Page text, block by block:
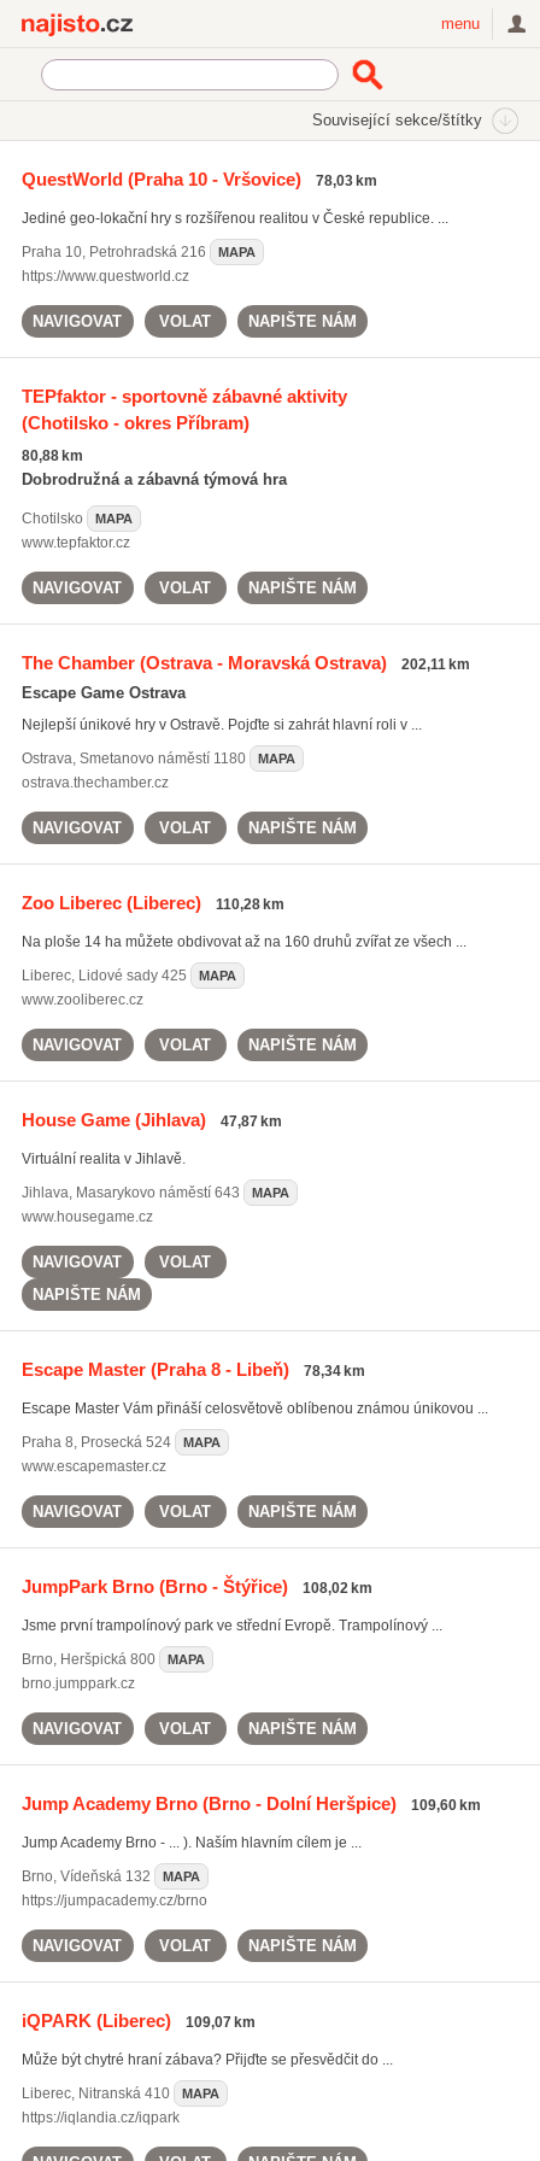
menu
Související sekce/štítky
Casina (192)
Dětské herny (40)
QuestWorld(Praha 10 - Vršovice) 78,03 km
Jediné geo-lokační hry s rozšířenou realitou v České republice. ...
Praha 10, Petrohradská 216 MAPA
https://www.questworld.cz
NAVIGOVAT VOLAT NAPIŠTE NÁM
TEPfaktor - sportovně zábavné aktivity
(Chotilsko - okres Příbram)
80,88 km
Dobrodružná a zábavná týmová hra
Chotilsko MAPA
www.tepfaktor.cz
NAVIGOVAT VOLAT NAPIŠTE NÁM
The Chamber(Ostrava - Moravská Ostrava) 202,11 km
Escape Game Ostrava
Nejlepší únikové hry v Ostravě. Pojďte si zahrát hlavní roli v ...
Ostrava, Smetanovo náměstí 1180 MAPA
ostrava.thechamber.cz
NAVIGOVAT VOLAT NAPIŠTE NÁM
Zoo Liberec(Liberec) 110,28 km
Na ploše 14 ha můžete obdivovat až na 160 druhů zvířat ze všech ...
Liberec, Lidové sady 425 MAPA
www.zooliberec.cz
NAVIGOVAT VOLAT NAPIŠTE NÁM
House Game(Jihlava) 47,87 km
Virtuální realita v Jihlavě.
Jihlava, Masarykovo náměstí 643 MAPA
www.housegame.cz
NAVIGOVAT
VOLAT
NAPIŠTE NÁM
Escape Master(Praha 8 - Libeň) 78,34 km
Escape Master Vám přináší celosvětově oblíbenou známou únikovou ...
Praha 8, Prosecká 524 MAPA
www.escapemaster.cz
NAVIGOVAT VOLAT NAPIŠTE NÁM
JumpPark Brno(Brno - Štýřice) 108,02 km
Jsme první trampolínový park ve střední Evropě. Trampolínový ...
Brno, Heršpická 800 MAPA
brno.jumppark.cz
NAVIGOVAT VOLAT NAPIŠTE NÁM
Jump Academy Brno(Brno - Dolní Heršpice) 109,60 km
Jump Academy Brno - ... ). Naším hlavním cílem je ...
Brno, Vídeňská 132 MAPA
https://jumpacademy.cz/brno
NAVIGOVAT VOLAT NAPIŠTE NÁM
iQPARK (Liberec) 109,07 km
Může být chytré hraní zábava? Přijďte se přesvědčit do ...
Liberec, Nitranská 410 MAPA
https://iqlandia.cz/iqpark